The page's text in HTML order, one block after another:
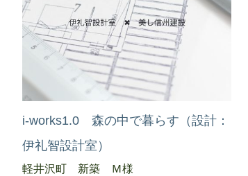
i-works1.0 森の中で暮らす（設計：
伊礼智設計室）
軽井沢町 新築 Ｍ様